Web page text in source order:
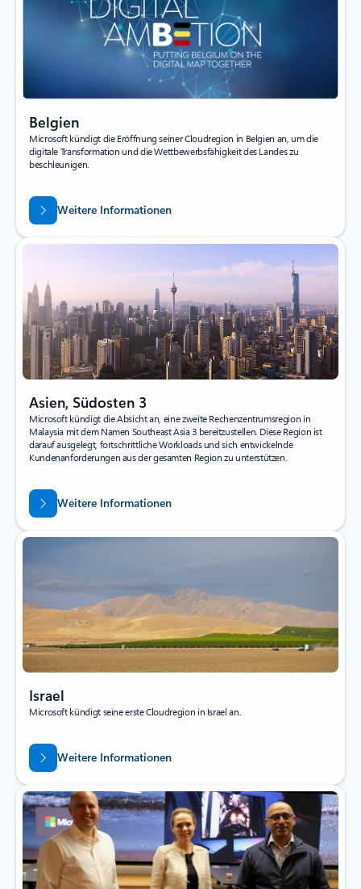
Belgien
Microsoft kündigt die Eröffnung seiner Cloudregion in Belgien an, um die
digitale Transformation und die Wettbewerbsfähigkeit des Landes zu
beschleunigen.
Weitere Informationen
Asien, Südosten 3
Microsoft kündigt die Absicht an, eine zweite Rechenzentrumsregion in
Malaysia mit dem Namen Southeast Asia 3 bereitzustellen. Diese Region ist
darauf ausgelegt, fortschrittliche Workloads und sich entwickelnde
Kundenanforderungen aus der gesamten Region zu unterstützen.
Weitere Informationen
Israel
Microsoft kündigt seine erste Cloudregion in Israel an.
Weitere Informationen